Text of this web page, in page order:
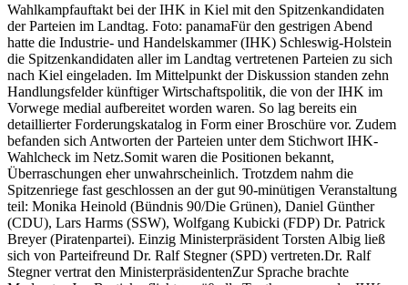
Wahlkampfauftakt bei der IHK in Kiel mit den Spitzenkandidaten
der Parteien im Landtag. Foto: panamaFür den gestrigen Abend
hatte die Industrie- und Handelskammer (IHK) Schleswig-Holstein
die Spitzenkandidaten aller im Landtag vertretenen Parteien zu sich
nach Kiel eingeladen. Im Mittelpunkt der Diskussion standen zehn
Handlungsfelder künftiger Wirtschaftspolitik, die von der IHK im
Vorwege medial aufbereitet worden waren. So lag bereits ein
detaillierter Forderungskatalog in Form einer Broschüre vor. Zudem
befanden sich Antworten der Parteien unter dem Stichwort IHK-
Wahlcheck im Netz.Somit waren die Positionen bekannt,
Überraschungen eher unwahrscheinlich. Trotzdem nahm die
Spitzenriege fast geschlossen an der gut 90-minütigen Veranstaltung
teil: Monika Heinold (Bündnis 90/Die Grünen), Daniel Günther
(CDU), Lars Harms (SSW), Wolfgang Kubicki (FDP) Dr. Patrick
Breyer (Piratenpartei). Einzig Ministerpräsident Torsten Albig ließ
sich von Parteifreund Dr. Ralf Stegner (SPD) vertreten.Dr. Ralf
Stegner vertrat den MinisterpräsidentenZur Sprache brachte